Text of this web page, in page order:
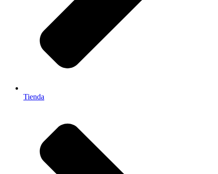
Tienda